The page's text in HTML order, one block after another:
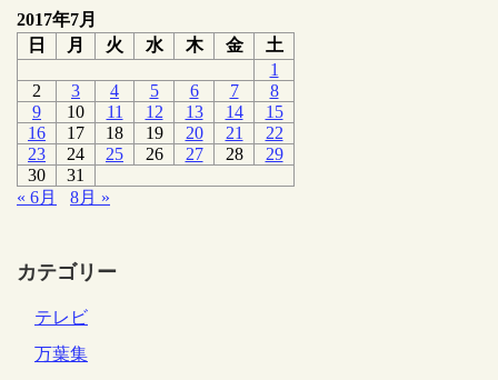
2017年7月
日
月 火 水 木 金
土
1
2
3 4 5 6 7
8
9
10 11 12 13 14
15
16
17 18 19 20 21
22
23
24 25 26 27 28
29
30
31
« 6月
8月 »
カテゴリー
テレビ
万葉集